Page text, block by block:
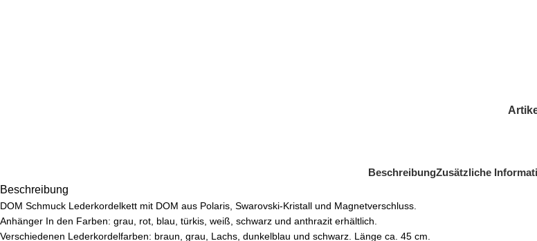
BeschreibungZusätzliche
Beschreibung
DOM Schmuck Lederkordelkett mit DOM aus Polaris, Swarovski-Kristall und Magnetverschluss.
Anhänger In den Farben: grau, rot, blau, türkis, weiß, schwarz und anthrazit erhältlich.
Verschiedenen Lederkordelfarben: braun, grau, Lachs, dunkelblau und schwarz. Länge ca. 45 cm.